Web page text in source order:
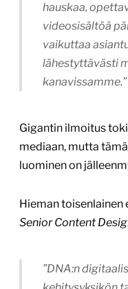
hauskaa,
videosisältöä
vaikuttaa
lähestyttävästi
kanavissamme.”
Gigantin ilmoitus
mediaan, mutta
luominen on
Hieman toisenlainen
Senior Content
”DNA:n